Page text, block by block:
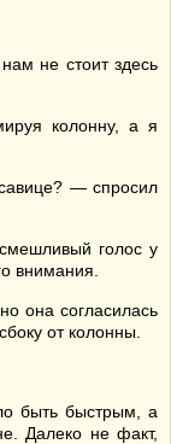
не стоит здесь
колонну, а я
— спросил
голос у
внимания.
она согласилась
от колонны.
быть быстрым, а
Далеко не факт,